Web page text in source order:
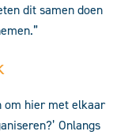
dit samen doen
om hier met elkaar
Onlangs